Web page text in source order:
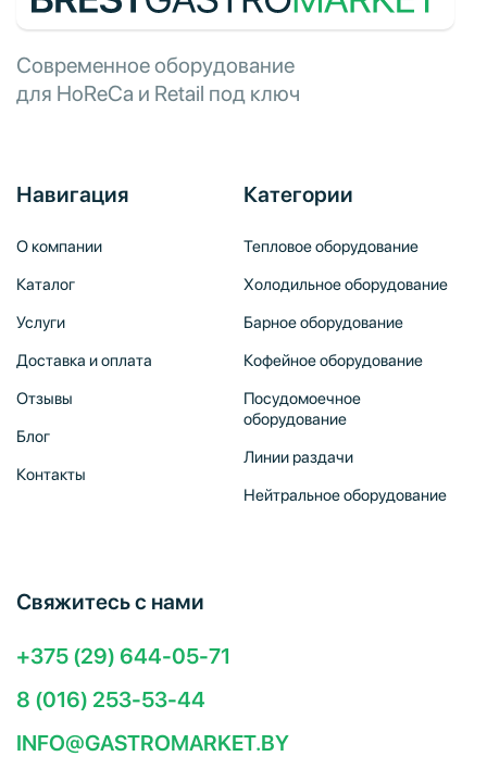
Современное оборудование
для HoReCa и Retail под ключ
Навигация
О компании
Каталог
Услуги
Доставка и оплата
Отзывы
Блог
Контакты
Категории
Тепловое оборудование
Холодильное оборудование
Барное оборудование
Кофейное оборудование
Посудомоечное
оборудование
Линии раздачи
Нейтральное оборудование
Свяжитесь с нами
+375 (29) 644-05-71
8 (016) 253-53-44
INFO@GASTROMARKET.BY